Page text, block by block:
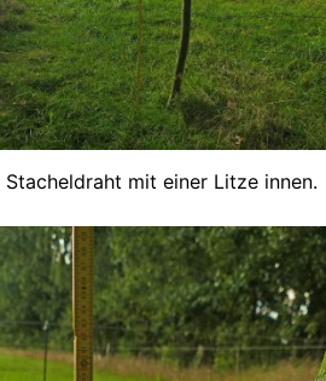
Stacheldraht mit einer Litze innen.